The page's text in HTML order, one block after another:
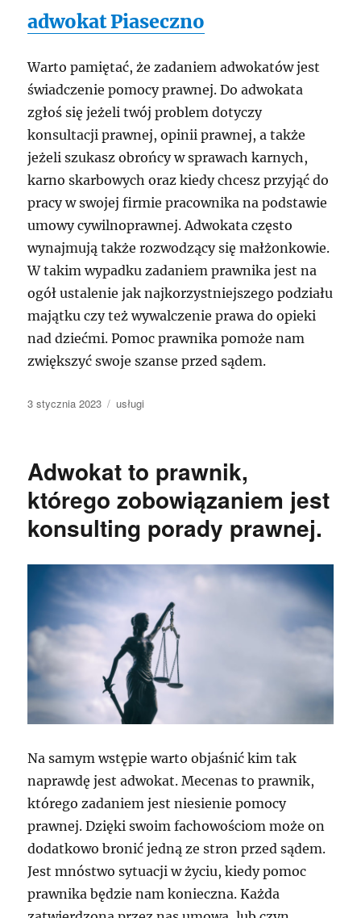
adwokat Piaseczno
Warto pamiętać, że zadaniem adwokatów jest
świadczenie pomocy prawnej. Do adwokata
zgłoś się jeżeli twój problem dotyczy
konsultacji prawnej, opinii prawnej, a także
jeżeli szukasz obrońcy w sprawach karnych,
karno skarbowych oraz kiedy chcesz przyjąć do
pracy w swojej firmie pracownika na podstawie
umowy cywilnoprawnej. Adwokata często
wynajmują także rozwodzący się małżonkowie.
W takim wypadku zadaniem prawnika jest na
ogół ustalenie jak najkorzystniejszego podziału
majątku czy też wywalczenie prawa do opieki
nad dziećmi. Pomoc prawnika pomoże nam
zwiększyć swoje szanse przed sądem.
Data
3 stycznia 2023 Kategorie
usługi
Adwokat to prawnik,
którego zobowiązaniem jest
konsulting porady prawnej.
Na samym wstępie warto objaśnić kim tak
naprawdę jest adwokat. Mecenas to prawnik,
którego zadaniem jest niesienie pomocy
prawnej. Dzięki swoim fachowościom może on
dodatkowo bronić jedną ze stron przed sądem.
Jest mnóstwo sytuacji w życiu, kiedy pomoc
prawnika będzie nam konieczna. Każda